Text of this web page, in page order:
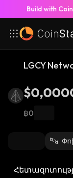
Build with
LGCY
5
฿0